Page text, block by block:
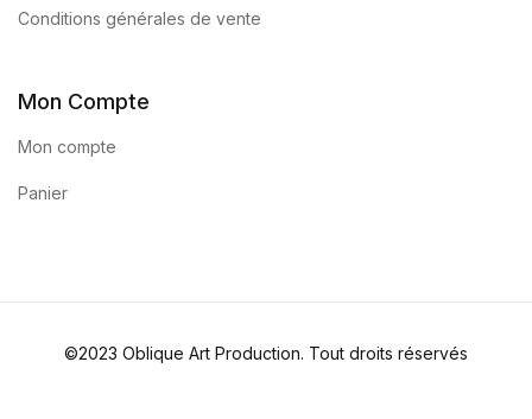
Conditions générales de vente
Mon Compte
Mon compte
Panier
©2023 Oblique Art Production. Tout droits réservés